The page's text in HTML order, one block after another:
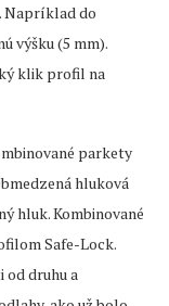
Napríklad do
výšku (5 mm).
klik profil na
parkety
hluková
hluk. Kombinované
Safe-Lock.
od druhu a